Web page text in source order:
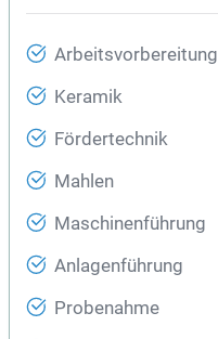
Arbeitsvorbereitung
Keramik
Fördertechnik
Mahlen
Maschinenführung
Anlagenführung
Probenahme